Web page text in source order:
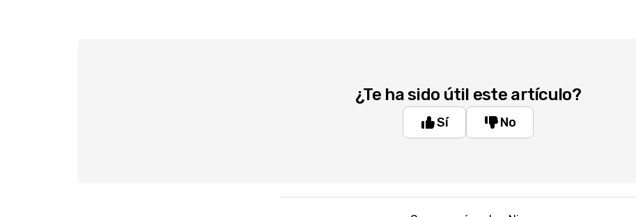
¿Te ha sido útil este artículo?
Sí No